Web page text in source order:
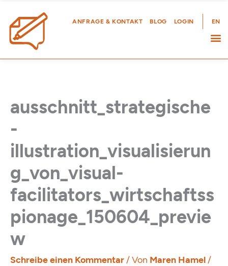
Inhalt
springen
ANFRAGE & KONTAKT BLOG LOGIN EN
ausschnitt_strategische
-
illustration_visualisierun
g_von_visual-
facilitators_wirtschaftss
pionage_150604_previe
w
Schreibe einen Kommentar/ Von Maren Hamel/